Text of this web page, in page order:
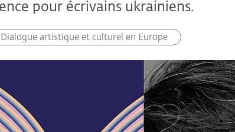
pour écrivains ukrainiens.
Dialogue artistique et culturel en Europe